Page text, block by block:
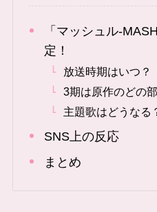
「マッシュル-
定！
放送時期はいつ？
3期は原作のどの
主題歌はどうなる
SNS上の反応
まとめ